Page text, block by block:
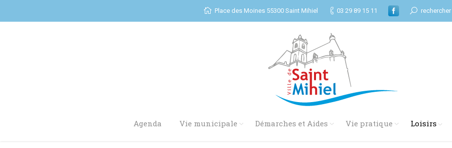
Place des Moines 55300 Saint Mihiel 03 29 89 15 11 rechercher
Agenda Vie municipale Démarches et Aides Vie pratique Loisirs